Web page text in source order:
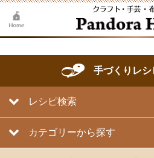
手づくりレ
レシピ検索
カテゴリーから探す